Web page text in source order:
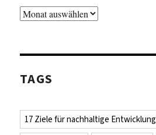
Archiv
TAGS
17 Ziele für nachhaltige Entwicklung